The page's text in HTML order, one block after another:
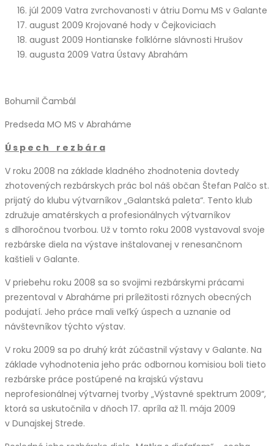
júl 2009 Vatra zvrchovanosti v átriu Domu MS v Galante
august 2009 Krojované hody v Čejkoviciach
august 2009 Hontianske folklórne slávnosti Hrušov
augusta 2009 Vatra Ústavy Abrahám
Bohumil Čambál
Predseda MO MS v Abraháme
Ú s p e c h r e z b á r a
V roku 2008 na základe kladného zhodnotenia dovtedy
zhotovených rezbárskych prác bol náš občan Štefan Palčo st.
prijatý do klubu výtvarníkov „Galantská paleta“. Tento klub
združuje amatérskych a profesionálnych výtvarníkov
s dlhoročnou tvorbou. Už v tomto roku 2008 vystavoval svoje
rezbárske diela na výstave inštalovanej v renesančnom
kaštieli v Galante.
V priebehu roku 2008 sa so svojimi rezbárskymi prácami
prezentoval v Abraháme pri príležitosti rôznych obecných
podujatí. Jeho práce mali veľký úspech a uznanie od
návštevníkov týchto výstav.
V roku 2009 sa po druhý krát zúčastnil výstavy v Galante. Na
základe vyhodnotenia jeho prác odbornou komisiou boli tieto
rezbárske práce postúpené na krajskú výstavu
neprofesionálnej výtvarnej tvorby „Výstavné spektrum 2009“,
ktorá sa uskutočnila v dňoch 17. apríla až 11. mája 2009
v Dunajskej Strede.